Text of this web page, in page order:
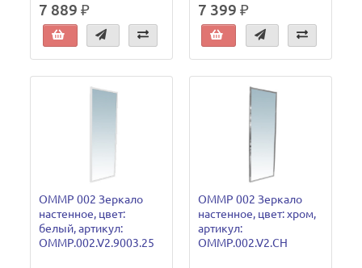
7 889 ₽ 7 399 ₽
OMMP 002 Зеркало
настенное, цвет:
белый, артикул:
OMMP.002.V2.9003.25
OMMP 002 Зеркало
настенное, цвет: хром,
артикул:
OMMP.002.V2.CH